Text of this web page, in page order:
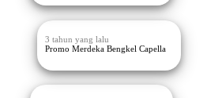
3 tahun yang lalu
Promo Merdeka Bengkel Capella